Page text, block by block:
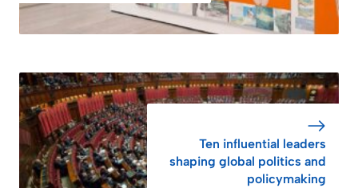
Ten influential leaders
shaping global politics and
policymaking